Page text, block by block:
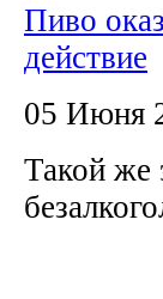
Пиво
действие
05 Июня
Такой же